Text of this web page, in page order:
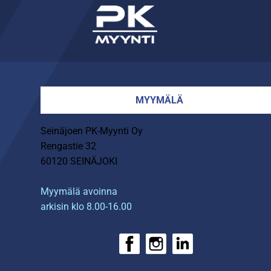
MYYMÄLÄ
Seinäjoen PK-Myynti Oy
Rengastie 32
60120 SEINÄJOKI
Myymälä avoinna
arkisin klo 8.00-16.00